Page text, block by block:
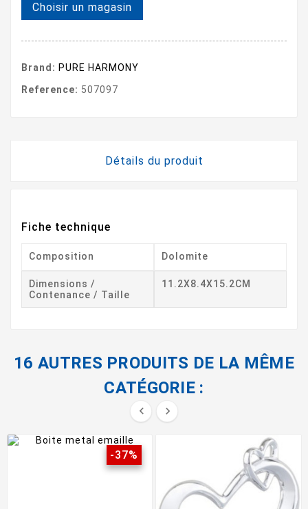
Choisir un magasin
Brand: PURE HARMONY
Reference: 507097
Détails du produit
Fiche technique
Composition Dolomite
Dimensions /
Contenance / Taille
11.2X8.4X15.2CM
16 AUTRES PRODUITS DE LA MÊME
CATÉGORIE :
 
-37%